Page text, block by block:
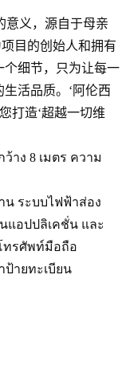
意义，源自于母亲
目的创始人和拥有
个细节，只为让每一
活品质。‘阿伦西
打造‘超越一切维
าง 8 เมตร ความ
น ระบบไฟฟ้าส่อง
แอปปลิเคชั่น และ
ทรศัพท์มือถือ
ป้ายทะเบียน